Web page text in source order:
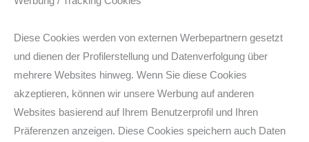
Diese Cookies werden von externen Werbepartnern gesetzt
und dienen der Profilerstellung und Datenverfolgung über
mehrere Websites hinweg. Wenn Sie diese Cookies
akzeptieren, können wir unsere Werbung auf anderen
Websites basierend auf Ihrem Benutzerprofil und Ihren
Präferenzen anzeigen. Diese Cookies speichern auch Daten